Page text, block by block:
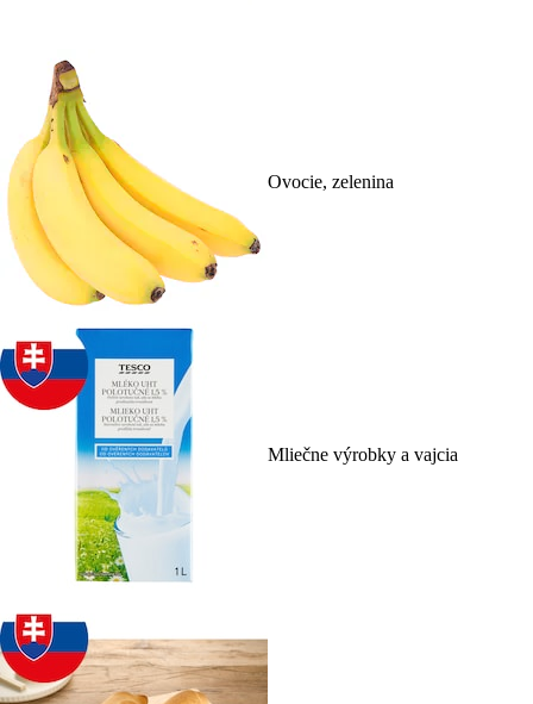
Ovocie, zelenina
Mliečne výrobky a vajcia